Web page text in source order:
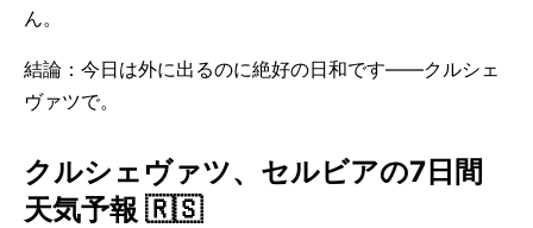
ん。
結論：今日は外に出るのに絶好の日和です——クルシェ
ヴァツで。
クルシェヴァツ、セルビアの7日間
天気予報 🇷🇸